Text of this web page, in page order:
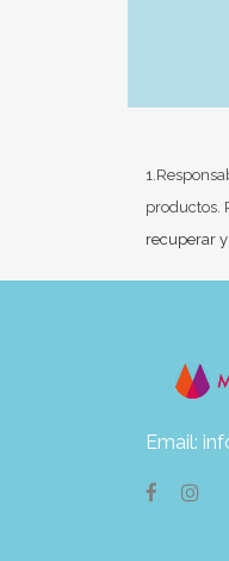
productos.
recuperar
Email: